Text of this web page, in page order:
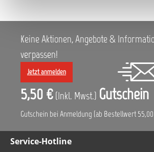
Keine Aktionen, Angebote &
verpassen!
Jetzt anmelden
5,50 € (Inkl. Mwst.) Gutschein
Gutschein bei Anmeldung (ab Bestellwert 55,00
Service-Hotline